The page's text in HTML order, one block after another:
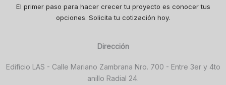
El primer paso para hacer crecer tu proyecto es conocer tus
opciones. Solicita tu cotización hoy.
Dirección
Edificio LAS - Calle Mariano Zambrana Nro. 700 - Entre 3er y 4to
anillo Radial 24.